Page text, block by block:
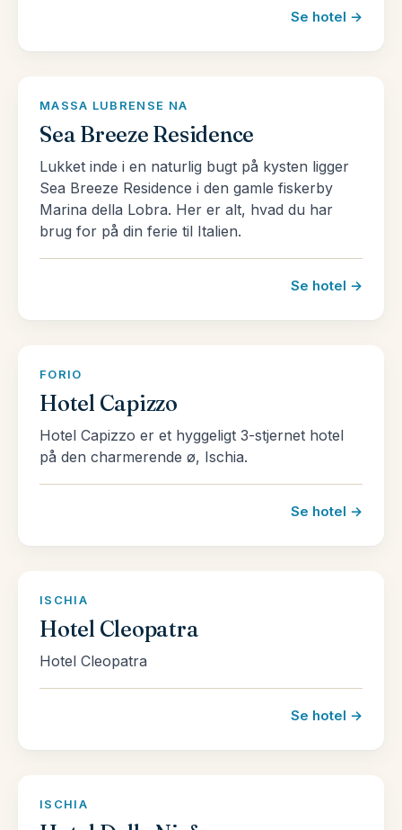
mens klimaet lunes, jo mere syd man rejser. Kort
Læs mere om Italien og landet mange fantastiske
rejsemålher!
Se hotel →
MASSA LUBRENSE NA
Sea Breeze Residence
Lukket inde i en naturlig bugt på kysten ligger
Sea Breeze Residence i den gamle fiskerby
Marina della Lobra. Her er alt, hvad du har
brug for på din ferie til Italien.
Se hotel →
FORIO
Hotel Capizzo
Hotel Capizzo er et hyggeligt 3-stjernet hotel
på den charmerende ø, Ischia.
Se hotel →
ISCHIA
Hotel Cleopatra
Hotel Cleopatra
Se hotel →
ISCHIA